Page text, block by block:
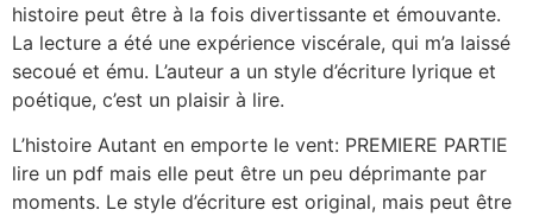
histoire peut être à la fois divertissante et émouvante.
La lecture a été une expérience viscérale, qui m’a laissé
secoué et ému. L’auteur a un style d’écriture lyrique et
poétique, c’est un plaisir à lire.
L’histoire Autant en emporte le vent: PREMIERE PARTIE
lire un pdf mais elle peut être un peu déprimante par
moments. Le style d’écriture est original, mais peut être